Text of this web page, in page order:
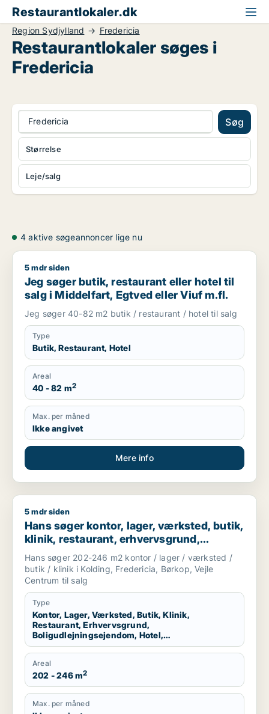
Restaurantlokaler.dk
Region Sydjylland Fredericia
Restaurantlokaler søges i
Fredericia
Fredericia Søg
Leje/salg
Størrelse
4 aktive søgeannoncer lige nu
Jeg søger butik, restaurant eller hotel til salg i Middelfart,
5 mdr siden
Jeg søger butik, restaurant eller hotel til
salg i Middelfart, Egtved eller Viuf m.fl.
Jeg søger 40-82 m2 butik / restaurant / hotel til salg
Type
Butik, Restaurant, Hotel
Areal
40 - 82 m2
Max. per måned
Ikke angivet
Mere info
Hans søger kontor, lager, værksted, butik, klinik,
5 mdr siden
Hans søger kontor, lager, værksted, butik,
klinik, restaurant, erhvervsgrund,
boligudlejningsejendom, hotel,
produktionslokaler eller garage til salg i
Kolding, Fredericia eller Børkop m.fl.
Hans søger 202-246 m2 kontor / lager / værksted /
butik / klinik i Kolding, Fredericia, Børkop, Vejle
Centrum til salg
Type
Kontor, Lager, Værksted, Butik, Klinik,
Restaurant, Erhvervsgrund,
Boligudlejningsejendom, Hotel,
Produktionslokaler, Garage
Areal
202 - 246 m2
Max. per måned